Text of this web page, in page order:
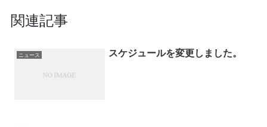
関連記事
ニュース スケジュールを変更しました。